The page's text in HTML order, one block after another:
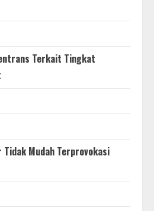
Terkait Tingkat
Mudah Terprovokasi